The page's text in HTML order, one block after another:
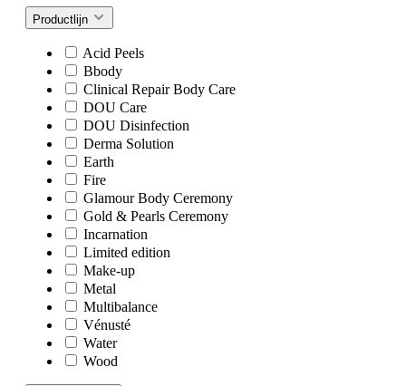
Productlijn
Acid Peels
Bbody
Clinical Repair Body Care
DOU Care
DOU Disinfection
Derma Solution
Earth
Fire
Glamour Body Ceremony
Gold & Pearls Ceremony
Incarnation
Limited edition
Make-up
Metal
Multibalance
Vénusté
Water
Wood